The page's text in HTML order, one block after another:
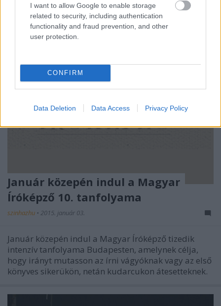
I want to allow Google to enable storage
related to security, including authentication
functionality and fraud prevention, and other
user protection.
CONFIRM
Data Deletion Data Access Privacy Policy
jellegzetes pillanatait idézik fel.
Január közepén indul a Magyar
Íróképző 10. tanfolyama
szinhazhu • 2015. január 03.
Január közepén indul a Magyar Íróképző tizedik
intenzív tanfolyama Budapesten, amelynek célja,
hogy irányt mutasson az írni vágyóknak vagy az első
könyves sikerükön, netán kudarcukon átesetteknek.